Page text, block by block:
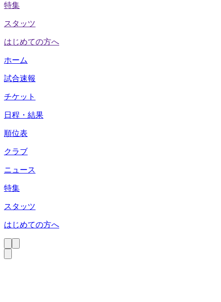
特集
スタッツ
はじめての方へ
ホーム
試合速報
チケット
日程・結果
順位表
クラブ
ニュース
特集
スタッツ
はじめての方へ